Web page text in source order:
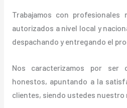
Trabajamos con profesionales
autorizados a nivel local y
despachando y entregando el
Nos caracterizamos por ser
honestos, apuntando a la
clientes, siendo ustedes nuestro